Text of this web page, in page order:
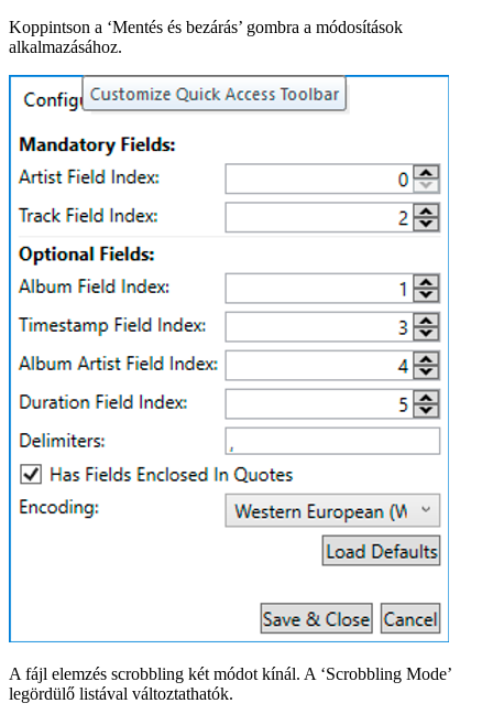
Koppintson a ‘Mentés és bezárás’ gombra a módosítások
alkalmazásához.
A fájl elemzés scrobbling két módot kínál. A ‘Scrobbling Mode’
legördülő listával változtathatók.